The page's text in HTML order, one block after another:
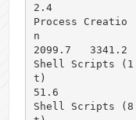
2.4
Process Creatio
n
2099.7   3341.2
Shell Scripts (1
t)
51.6
Shell Scripts (8